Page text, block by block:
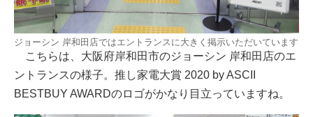
ジョーシン 岸和田店ではエントランスに大きく掲示いただいています
こちらは、大阪府岸和田市のジョーシン 岸和田店のエ
ントランスの様子。推し家電大賞 2020 by ASCII
BESTBUY AWARDのロゴがかなり目立っていますね。